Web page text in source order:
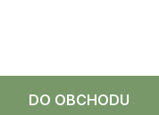
DO OBCHODU